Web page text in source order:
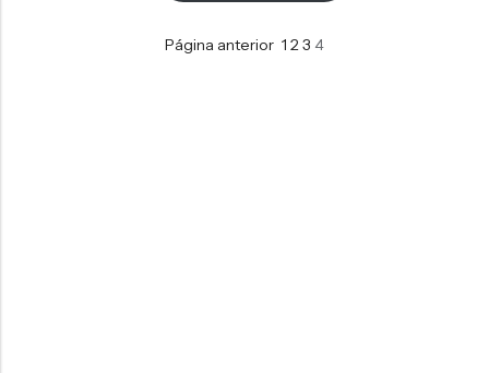
Página anterior 1 23 4